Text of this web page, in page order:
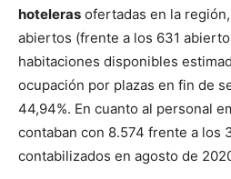
hoteleras ofertadas en la
abiertos (frente a los 631
habitaciones disponibles
ocupación por plazas en fin de
44,94%. En cuanto al personal
contaban con 8.574 frente a los
contabilizados en agosto de